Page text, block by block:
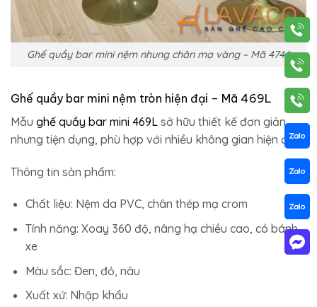
Ghế quầy bar mini nệm nhung chân mạ vàng – Mã 474A
Ghế quầy bar mini nệm tròn hiện đại – Mã 469L
Mẫu ghế quầy bar mini 469L sở hữu thiết kế đơn giản
nhưng tiện dụng, phù hợp với nhiều không gian hiện đại.
Thông tin sản phẩm:
Chất liệu: Nệm da PVC, chân thép mạ crom
Tính năng: Xoay 360 độ, nâng hạ chiều cao, có bánh
xe
Màu sắc: Đen, đỏ, nâu
Xuất xứ: Nhập khẩu